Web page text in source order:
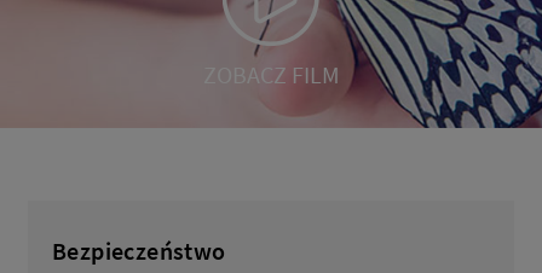
ZOBACZ FILM
Bezpieczeństwo